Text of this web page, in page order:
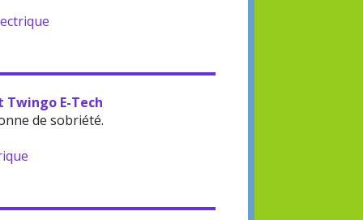
Twingo E-Tech
de sobriété.